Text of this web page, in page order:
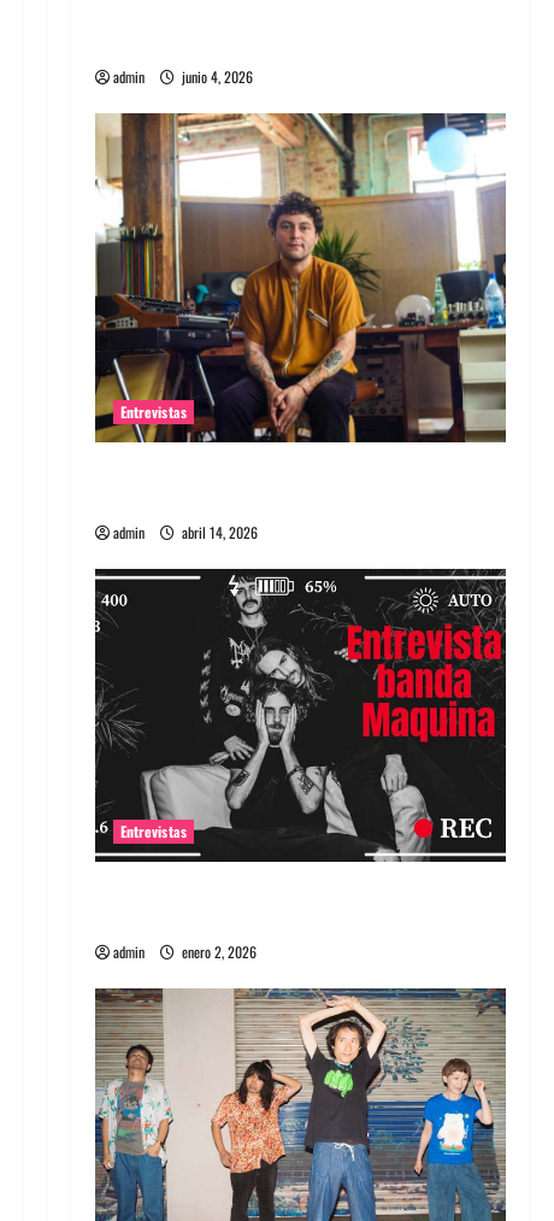
admin junio 4, 2026
Entrevistas
admin abril 14, 2026
Entrevistas
admin enero 2, 2026